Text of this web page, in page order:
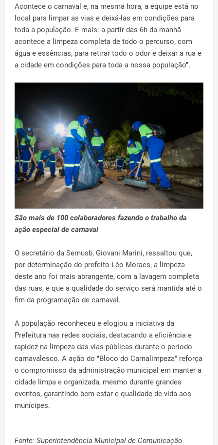
Acontece o carnaval e, na mesma hora, a equipe está no
local para limpar as vias e deixá-las em condições para
toda a população. E mais: a partir das 6h da manhã
acontece a limpeza completa de todo o percurso, com
água e essências, para retirar todo o odor e deixar a rua e
a cidade em condições para toda a nossa população".
São mais de 100 colaboradores fazendo o trabalho da
ação especial de carnaval
O secretário da Semusb, Giovani Marini, ressaltou que,
por determinação do prefeito Léo Moraes, a limpeza
deste ano foi mais abrangente, com a lavagem completa
das ruas, e que a qualidade do serviço será mantida até o
fim da programação de carnaval.
A população reconheceu e elogiou a iniciativa da
Prefeitura nas redes sociais, destacando a eficiência e
rapidez na limpeza das vias públicas durante o período
carnavalesco. A ação do "Bloco do Carnalimpeza" reforça
o compromisso da administração municipal em manter a
cidade limpa e organizada, mesmo durante grandes
eventos, garantindo bem-estar e qualidade de vida aos
munícipes.
Fonte: Superintendência Municipal de Comunicação